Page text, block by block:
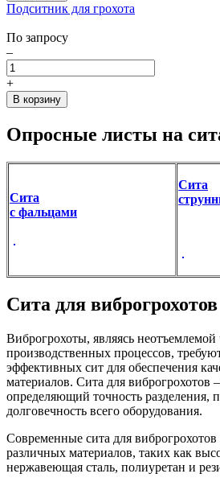
Подситник для грохота
По запросу
–
+
Опросные листы на
Сита
с фальцами
Сита
Сита для виброгрохотов
Виброгрохоты, являясь
производственных процессов,
эффективных сит для обеспечения
материалов. Сита для виброгрохотов
определяющий точность разделения,
долговечность всего оборудования.
Современные сита для виброгрохотов
различных материалов, таких как
нержавеющая сталь, полиуретан и